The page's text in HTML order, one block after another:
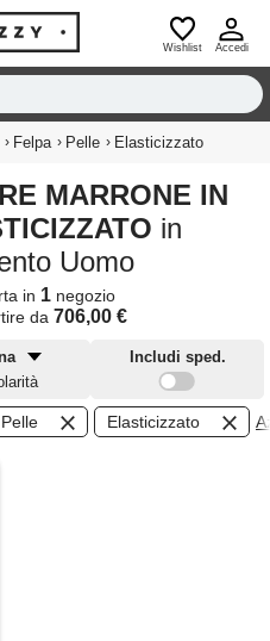
Wishlist Accedi
› Felpa › Pelle › Elasticizzato
in
Uomo
in 1 negozio
da 706,00 €
Includi sped.
Pelle Elasticizzato